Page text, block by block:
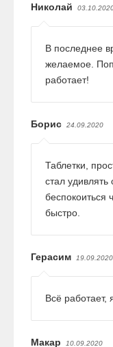
Николай
В последнее
желаемое.
работает!
Борис 24.09.2020
Таблетки,
стал
беспокоиться
быстро.
Герасим 19.09.2020
Всё работает,
Макар 10.09.2020